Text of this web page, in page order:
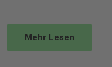
Mehr Lesen